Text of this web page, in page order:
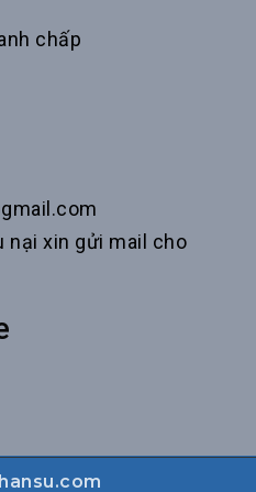
chấp
nại xin gửi mail cho